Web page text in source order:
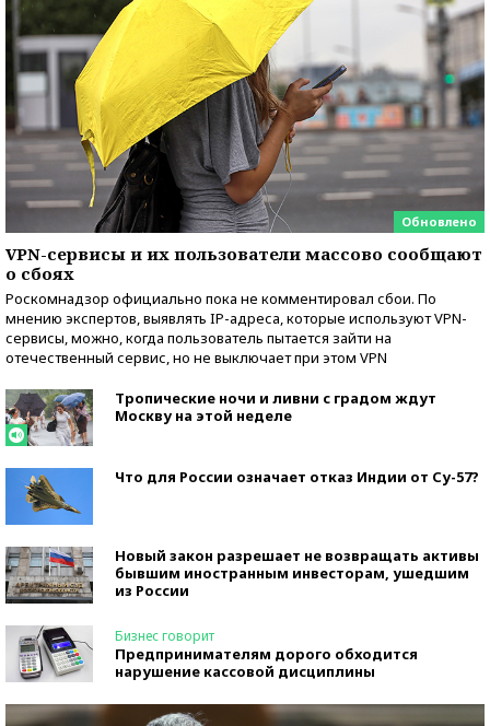
Обновлено
VPN-сервисы и их пользователи массово сообщают
о сбоях
Роскомнадзор официально пока не комментировал сбои. По
мнению экспертов, выявлять IP-адреса, которые используют VPN-
сервисы, можно, когда пользователь пытается зайти на
отечественный сервис, но не выключает при этом VPN
Тропические ночи и ливни с градом ждут
Москву на этой неделе
Что для России означает отказ Индии от Су-57?
Новый закон разрешает не возвращать активы
бывшим иностранным инвесторам, ушедшим
из России
Бизнес говорит
Предпринимателям дорого обходится
нарушение кассовой дисциплины